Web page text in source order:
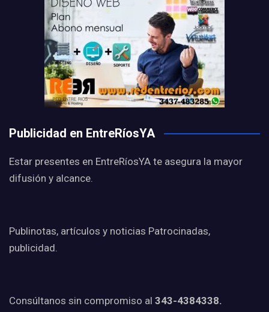
Publicidad en EntreRíosYA
Estar presentes en EntreRíosYA te asegura la mayor
difusión y alcance.
Publinotas, artículos y noticias Patrocinadas,
publicidad.
Consúltanos sin compromiso al 343-4384338.